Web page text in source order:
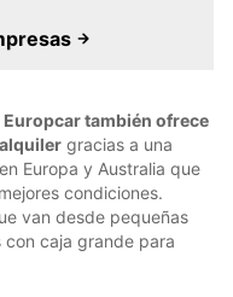
Europcar también ofrece
gracias a una
Europa y Australia que
condiciones.
van desde pequeñas
caja grande para